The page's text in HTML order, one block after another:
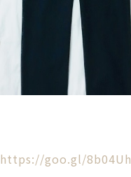
https://goo.gl/8b04Uh